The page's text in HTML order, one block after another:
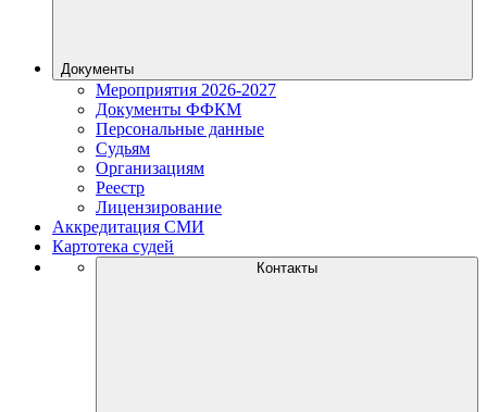
Документы
Мероприятия 2026-2027
Документы ФФКМ
Персональные данные
Судьям
Организациям
Реестр
Лицензирование
Аккредитация СМИ
Картотека судей
Контакты